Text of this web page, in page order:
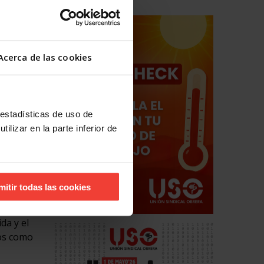
de las cookies
de uso de
en la parte inferior de
todas las cookies
los
y en
y el
como